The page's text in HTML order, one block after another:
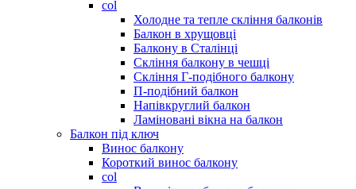
col
Холодне та тепле скління балконів
Балкон в хрущовці
Балкону в Сталінці
Скління балкону в чешці
Скління Г-подібного балкону
П-подібний балкон
Напівкруглий балкон
Ламіновані вікна на балкон
Балкон під ключ
Винос балкону
Короткий винос балкону
col